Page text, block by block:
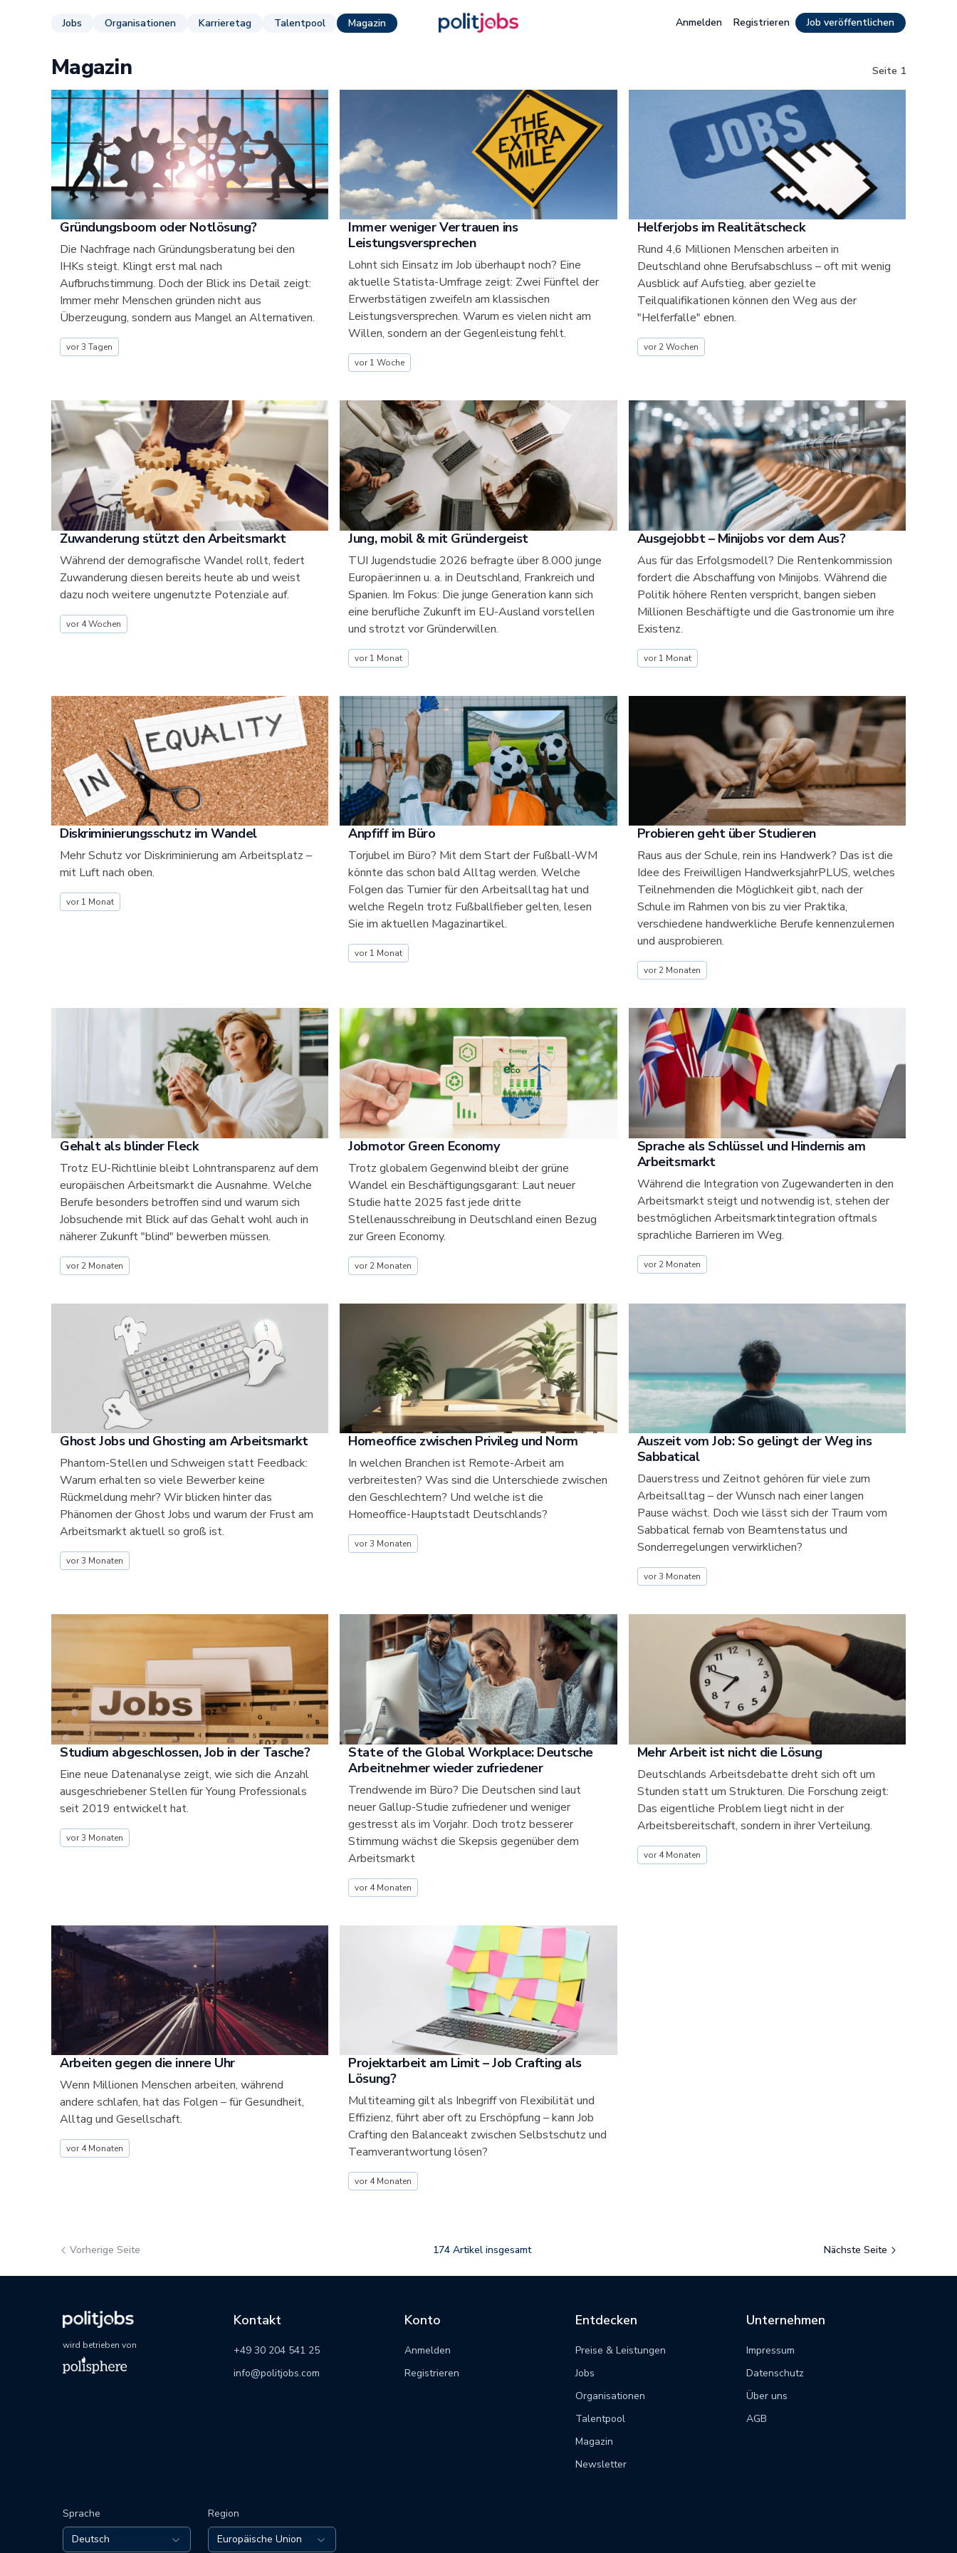
Jobs Organisationen Karrieretag Talentpool Magazin Anmelden Registrieren Job veröffentlichen
Magazin Seite 1
Gründungsboom oder Notlösung?
Die Nachfrage nach Gründungsberatung bei den
IHKs steigt. Klingt erst mal nach
Aufbruchstimmung. Doch der Blick ins Detail zeigt:
Immer mehr Menschen gründen nicht aus
Überzeugung, sondern aus Mangel an Alternativen.
vor 3 Tagen
Immer weniger Vertrauen ins
Leistungsversprechen
Lohnt sich Einsatz im Job überhaupt noch? Eine
aktuelle Statista-Umfrage zeigt: Zwei Fünftel der
Erwerbstätigen zweifeln am klassischen
Leistungsversprechen. Warum es vielen nicht am
Willen, sondern an der Gegenleistung fehlt.
vor 1 Woche
Helferjobs im Realitätscheck
Rund 4,6 Millionen Menschen arbeiten in
Deutschland ohne Berufsabschluss – oft mit wenig
Ausblick auf Aufstieg, aber gezielte
Teilqualifikationen können den Weg aus der
"Helferfalle" ebnen.
vor 2 Wochen
Zuwanderung stützt den Arbeitsmarkt
Während der demografische Wandel rollt, federt
Zuwanderung diesen bereits heute ab und weist
dazu noch weitere ungenutzte Potenziale auf.
vor 4 Wochen
Jung, mobil & mit Gründergeist
TUI Jugendstudie 2026 befragte über 8.000 junge
Europäer:innen u. a. in Deutschland, Frankreich und
Spanien. Im Fokus: Die junge Generation kann sich
eine berufliche Zukunft im EU-Ausland vorstellen
und strotzt vor Gründerwillen.
vor 1 Monat
Ausgejobbt – Minijobs vor dem Aus?
Aus für das Erfolgsmodell? Die Rentenkommission
fordert die Abschaffung von Minijobs. Während die
Politik höhere Renten verspricht, bangen sieben
Millionen Beschäftigte und die Gastronomie um ihre
Existenz.
vor 1 Monat
Diskriminierungsschutz im Wandel
Mehr Schutz vor Diskriminierung am Arbeitsplatz –
mit Luft nach oben.
vor 1 Monat
Anpfiff im Büro
Torjubel im Büro? Mit dem Start der Fußball-WM
könnte das schon bald Alltag werden. Welche
Folgen das Turnier für den Arbeitsalltag hat und
welche Regeln trotz Fußballfieber gelten, lesen
Sie im aktuellen Magazinartikel.
vor 1 Monat
Probieren geht über Studieren
Raus aus der Schule, rein ins Handwerk? Das ist die
Idee des Freiwilligen HandwerksjahrPLUS, welches
Teilnehmenden die Möglichkeit gibt, nach der
Schule im Rahmen von bis zu vier Praktika,
verschiedene handwerkliche Berufe kennenzulernen
und ausprobieren.
vor 2 Monaten
Gehalt als blinder Fleck
Trotz EU-Richtlinie bleibt Lohntransparenz auf dem
europäischen Arbeitsmarkt die Ausnahme. Welche
Berufe besonders betroffen sind und warum sich
Jobsuchende mit Blick auf das Gehalt wohl auch in
näherer Zukunft "blind" bewerben müssen.
vor 2 Monaten
Jobmotor Green Economy
Trotz globalem Gegenwind bleibt der grüne
Wandel ein Beschäftigungsgarant: Laut neuer
Studie hatte 2025 fast jede dritte
Stellenausschreibung in Deutschland einen Bezug
zur Green Economy.
vor 2 Monaten
Sprache als Schlüssel und Hindernis am
Arbeitsmarkt
Während die Integration von Zugewanderten in den
Arbeitsmarkt steigt und notwendig ist, stehen der
bestmöglichen Arbeitsmarktintegration oftmals
sprachliche Barrieren im Weg.
vor 2 Monaten
Ghost Jobs und Ghosting am Arbeitsmarkt
Phantom-Stellen und Schweigen statt Feedback:
Warum erhalten so viele Bewerber keine
Rückmeldung mehr? Wir blicken hinter das
Phänomen der Ghost Jobs und warum der Frust am
Arbeitsmarkt aktuell so groß ist.
vor 3 Monaten
Homeoffice zwischen Privileg und Norm
In welchen Branchen ist Remote-Arbeit am
verbreitesten? Was sind die Unterschiede zwischen
den Geschlechtern? Und welche ist die
Homeoffice-Hauptstadt Deutschlands?
vor 3 Monaten
Auszeit vom Job: So gelingt der Weg ins
Sabbatical
Dauerstress und Zeitnot gehören für viele zum
Arbeitsalltag – der Wunsch nach einer langen
Pause wächst. Doch wie lässt sich der Traum vom
Sabbatical fernab von Beamtenstatus und
Sonderregelungen verwirklichen?
vor 3 Monaten
Studium abgeschlossen, Job in der Tasche?
Eine neue Datenanalyse zeigt, wie sich die Anzahl
ausgeschriebener Stellen für Young Professionals
seit 2019 entwickelt hat.
vor 3 Monaten
State of the Global Workplace: Deutsche
Arbeitnehmer wieder zufriedener
Trendwende im Büro? Die Deutschen sind laut
neuer Gallup-Studie zufriedener und weniger
gestresst als im Vorjahr. Doch trotz besserer
Stimmung wächst die Skepsis gegenüber dem
Arbeitsmarkt
vor 4 Monaten
Mehr Arbeit ist nicht die Lösung
Deutschlands Arbeitsdebatte dreht sich oft um
Stunden statt um Strukturen. Die Forschung zeigt:
Das eigentliche Problem liegt nicht in der
Arbeitsbereitschaft, sondern in ihrer Verteilung.
vor 4 Monaten
Arbeiten gegen die innere Uhr
Wenn Millionen Menschen arbeiten, während
andere schlafen, hat das Folgen – für Gesundheit,
Alltag und Gesellschaft.
vor 4 Monaten
Projektarbeit am Limit – Job Crafting als
Lösung?
Multiteaming gilt als Inbegriff von Flexibilität und
Effizienz, führt aber oft zu Erschöpfung – kann Job
Crafting den Balanceakt zwischen Selbstschutz und
Teamverantwortung lösen?
vor 4 Monaten
Vorherige Seite 174 Artikel insgesamt Nächste Seite
wird betrieben von
Kontakt
+49 30 204 541 25
info@politjobs.com
Konto
Anmelden
Registrieren
Entdecken
Preise & Leistungen
Jobs
Organisationen
Talentpool
Magazin
Newsletter
Unternehmen
Impressum
Datenschutz
Über uns
AGB
Sprache
Deutsch
Region
Europäische Union